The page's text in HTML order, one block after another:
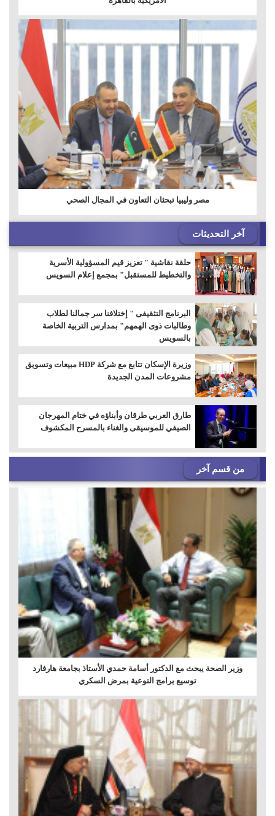
مصر وليبيا تبحثان التعاون في المجال الصحي
آخر التحديثات
حلقة نقاشية " تعزيز قيم المسؤولية الأسرية
والتخطيط للمستقبل" بمجمع إعلام السويس
البرنامج التثقيفى " إختلافنا سر جمالنا لطلاب
وطالبات ذوى الهمهم" بمدارس التربية الخاصة
بالسويس
وزيرة الإسكان تتابع مع شركة HDP مبيعات وتسويق
مشروعات المدن الجديدة
طارق العربي طرقان وأبناؤه في ختام المهرجان
الصيفي للموسيقى والغناء بالمسرح المكشوف
من قسم آخر
وزير الصحة يبحث مع الدكتور أسامة حمدي الأستاذ بجامعة هارفارد
توسيع برامج التوعية بمرض السكري